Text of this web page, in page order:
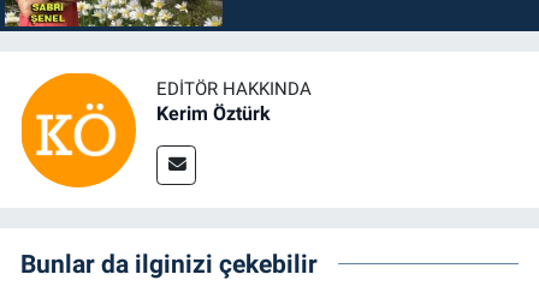
EDITÖR HAKKINDA
Kerim Öztürk
Bunlar da ilginizi çekebilir